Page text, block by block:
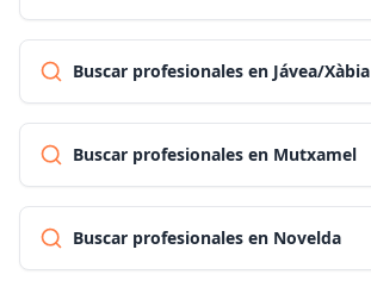
Buscar profesionales en Jávea/Xàbia
Buscar profesionales en Mutxamel
Buscar profesionales en Novelda